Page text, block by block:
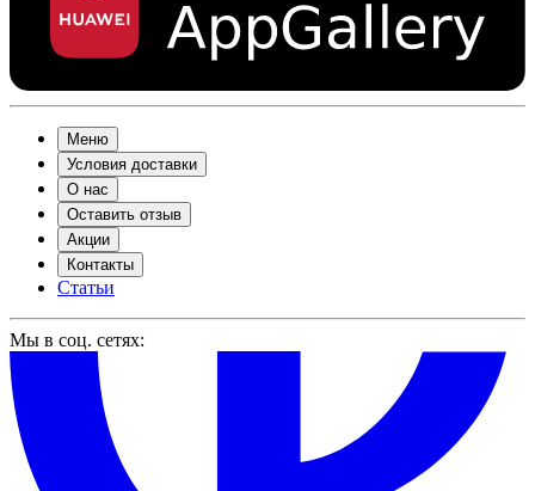
Меню
Условия доставки
О нас
Оставить отзыв
Акции
Контакты
Статьи
Мы в соц. сетях: